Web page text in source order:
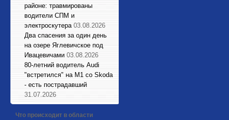
районе: травмированы
водители СПМ и
электроскутера 03.08.2026
Два спасения за один день
на озере Яглевичское под
Ивацевичами 03.08.2026
80-летний водитель Audi
"встретился" на М1 со Skoda
- есть пострадавший
31.07.2026
Что происходит в области